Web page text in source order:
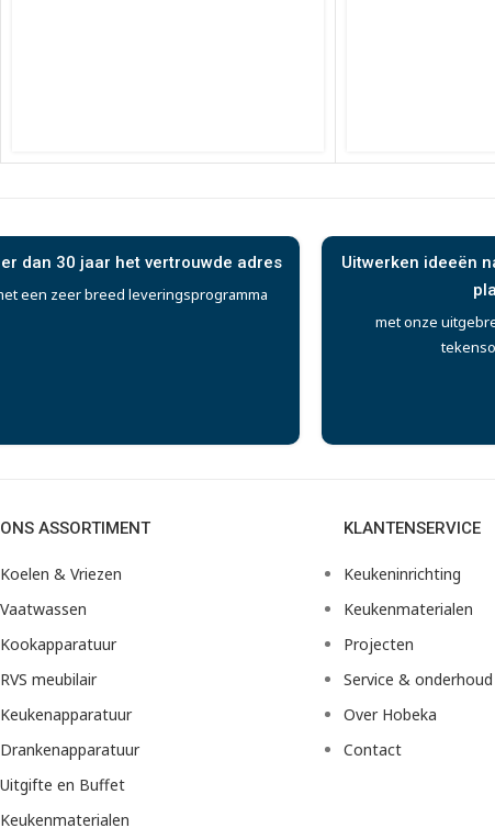
dan 30 jaar het vertrouwde adres
een zeer breed leveringsprogramma
Uitwerken ideeën
met onze
ONS ASSORTIMENT
Koelen & Vriezen
Vaatwassen
Kookapparatuur
RVS meubilair
Keukenapparatuur
Drankenapparatuur
Uitgifte en Buffet
Keukenmaterialen
KLANTENSERVICE
Keukeninrichting
Keukenmaterialen
Projecten
Service & onderhoud
Over Hobeka
Contact